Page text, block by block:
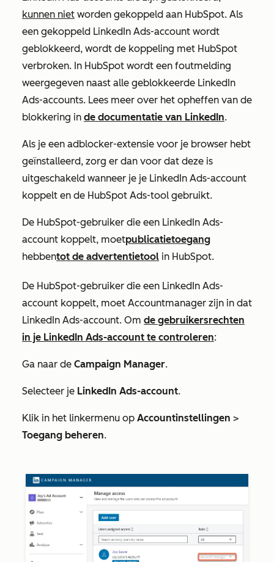
kunnen niet worden gekoppeld aan HubSpot. Als
een gekoppeld LinkedIn Ads-account wordt
geblokkeerd, wordt de koppeling met HubSpot
verbroken. In HubSpot wordt een foutmelding
weergegeven naast alle geblokkeerde LinkedIn
Ads-accounts. Lees meer over het opheffen van de
blokkering in de documentatie van LinkedIn.
Als je een adblocker-extensie voor je browser hebt
geïnstalleerd, zorg er dan voor dat deze is
uitgeschakeld wanneer je je LinkedIn Ads-account
koppelt en de HubSpot Ads-tool gebruikt.
De HubSpot-gebruiker die een LinkedIn Ads-
account koppelt, moetpublicatietoegang
hebbentot de advertentietool in HubSpot.
De HubSpot-gebruiker die een LinkedIn Ads-
account koppelt, moet Accountmanager zijn in dat
LinkedIn Ads-account. Om de gebruikersrechten
in je LinkedIn Ads-account te controleren:
Ga naar de Campaign Manager.
Selecteer je LinkedIn Ads-account.
Klik in het linkermenu op Accountinstellingen >
Toegang beheren.